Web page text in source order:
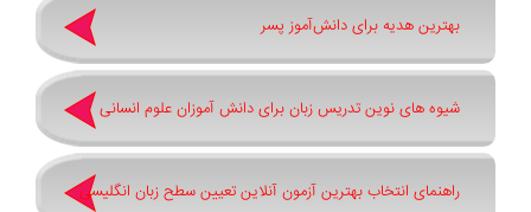
بهترین هدیه برای دانش‌آموز پسر
شیوه های نوین تدریس زبان برای دانش آموزان علوم انسانی
راهنمای انتخاب بهترین آزمون آنلاین تعیین سطح زبان انگلیسی